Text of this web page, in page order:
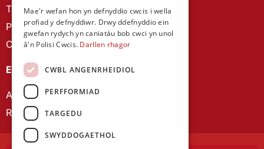
Telerau ac Amodau
Polisi Preifatrwydd
Cysylltu â ni
EIN CYHOEDDIADAU
Astudiaethau Cymreig
Rhwydwaith Ymchwil Gyrfa Cynnar
Mae'r wefan hon yn defnyddio cwcis i wella
profiad y defnyddiwr. Drwy ddefnyddio ein
gwefan rydych yn caniatáu bob cwci yn unol
â'n Polisi Cwcis. Darllen rhagor
CWBL ANGENRHEIDIOL
PERFFORMIAD
TARGEDU
SWYDDOGAETHOL